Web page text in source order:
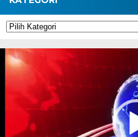
Kategori
Pemutar
Video